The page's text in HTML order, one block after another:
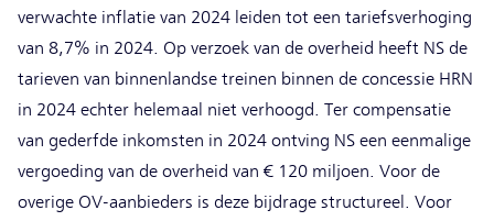
verwachte inflatie van 2024 leiden tot een tariefsverhoging
van 8,7% in 2024. Op verzoek van de overheid heeft NS de
tarieven van binnenlandse treinen binnen de concessie HRN
in 2024 echter helemaal niet verhoogd. Ter compensatie
van gederfde inkomsten in 2024 ontving NS een eenmalige
vergoeding van de overheid van € 120 miljoen. Voor de
overige OV-aanbieders is deze bijdrage structureel. Voor